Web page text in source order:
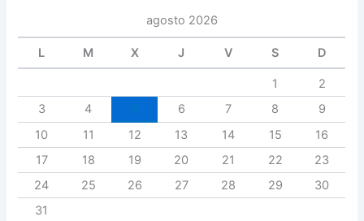
agosto 2026
L M X J V S D
1
2
3
4 6 7 8
9
10
11 12 13 14 15
16
17
18 19 20 21 22
23
24
25 26 27 28 29
30
31